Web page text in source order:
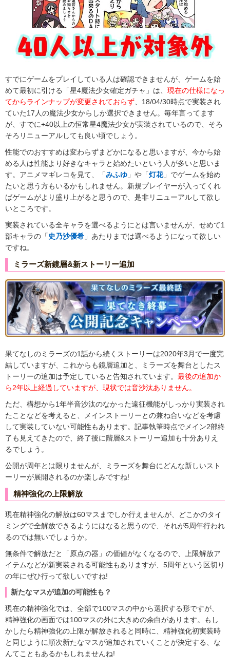
すでにゲームをプレイしている人は確認できませんが、ゲームを始
めて最初に引ける「星4魔法少女確定ガチャ」は、 現在の仕様になっ
てからラインナップが変更されておらず 、18/04/30時点で実装され
ていた17人の魔法少女からしか選択できません。毎年言ってます
が、すでに+40以上の恒常星4魔法少女が実装されているので、そろ
そろリニューアルしても良い頃でしょう。
性能でのおすすめは変わらずまどかになると思いますが、今から始
める人は性能より好きなキャラと始めたいという人が多いと思いま
す。アニメマギレコを見て、「みふゆ 」や「灯花」でゲームを始め
たいと思う方もいるかもしれません。新規プレイヤーが入ってくれ
ばゲームがより盛り上がると思うので、是非リニューアルして欲し
いところです。
実装されている全キャラを選べるようにとは言いませんが、せめて1
部キャラの「 史乃沙優希 」あたりまでは選べるようになって欲しい
ですね。
ミラーズ新鏡層&新ストーリー追加
果てなしのミラーズの1話から続くストーリーは2020年3月で一度完
結していますが、これからも鏡層追加と、ミラーズを舞台としたス
トーリーの追加は予定していると告知されています。 最後の追加か
ら2年以上経過していますが、現状では音沙汰ありません。
ただ、構想から1年半音沙汰のなかった遠征機能がしっかり実装され
たことなどを考えると、メインストーリーとの兼ね合いなどを考慮
して実装していない可能性もあります。記事執筆時点でメイン2部終
了も見えてきたので、終了後に階層&ストーリー追加も十分ありえ
るでしょう。
公開が周年とは限りませんが、ミラーズを舞台にどんな新しいスト
ーリーが展開されるのか楽しみですね!
精神強化の上限解放
現在精神強化の解放は60マスまでしか行えませんが、どこかのタイ
ミングで全解放できるようにはなると思うので、それが5周年行われ
るのでは無いでしょうか。
無条件で解放だと「原点の器」の価値がなくなるので、上限解放ア
イテムなどが新実装される可能性もありますが、5周年という区切り
の年にぜひ行って欲しいですね!
新たなマスが追加の可能性も？
現在の精神強化では、全部で100マスの中から選択する形ですが、
精神強化の画面では100マスの外に大きめの余白があります。もし
かしたら精神強化の上限が解放されると同時に、精神強化初実装時
と同じように順次新たなマスが追加されていくことが決定する、な
んてこともあるかもしれませんね!